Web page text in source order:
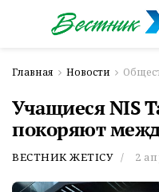
Главная Новости
Учащиеся NIS
покоряют
ВЕСТНИК ЖЕТІСУ 2